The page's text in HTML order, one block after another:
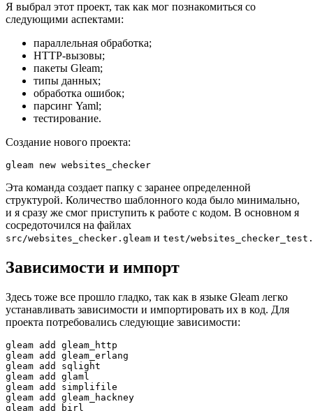
Я выбрал этот проект, так как мог познакомиться со
следующими аспектами:
параллельная обработка;
HTTP-вызовы;
пакеты Gleam;
типы данных;
обработка ошибок;
парсинг Yaml;
тестирование.
Создание нового проекта:
gleam new websites_checker
Эта команда создает папку с заранее определенной
структурой. Количество шаблонного кода было минимально,
и я сразу же смог приступить к работе с кодом. В основном я
сосредоточился на файлах
src/websites_checker.gleam и test/
Зависимости и импорт
Здесь тоже все прошло гладко, так как в языке Gleam легко
устанавливать зависимости и импортировать их в код. Для
проекта потребовались следующие зависимости:
gleam add gleam_http
gleam add gleam_erlang
gleam add sqlight
gleam add glaml
gleam add simplifile
gleam add gleam_hackney
gleam add birl